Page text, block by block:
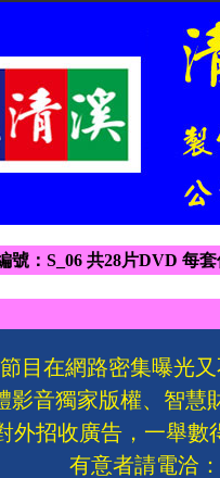
號：S_06 共28片DVD 每
目在網路密集曝光
影音獨家版權、智
外招收廣告，一舉
有意者請電洽